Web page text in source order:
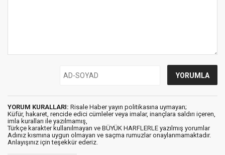
YORUM KURALLARI: Risale Haber yayın politikasına uymayan;
Küfür, hakaret, rencide edici cümleler veya imalar, inançlara saldırı içeren,
imla kuralları ile yazılmamış,
Türkçe karakter kullanılmayan ve BÜYÜK HARFLERLE yazılmış yorumlar
Adınız kısmına uygun olmayan ve saçma rumuzlar onaylanmamaktadır.
Anlayışınız için teşekkür ederiz.